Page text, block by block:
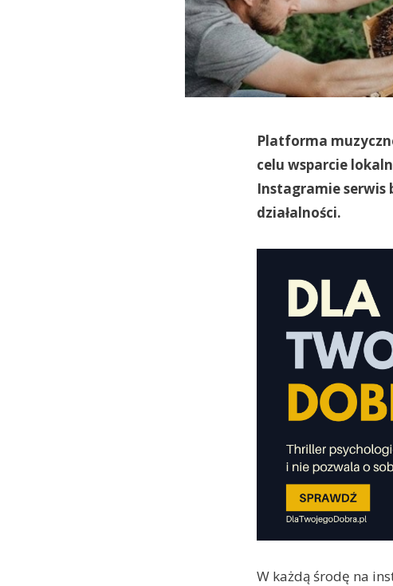
Platforma
celu wsparcie
Instagramie serwis
działalności.
W każdą środę na